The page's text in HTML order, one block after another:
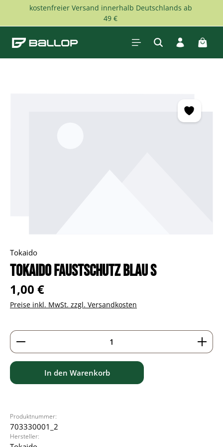
Zum Hauptinhalt springen
kostenfreier Versand innerhalb Deutschlands ab
49 €
Tokaido
Tokaido Faustschutz blau S
Regulärer Preis:
1,00 €
Preise inkl. MwSt. zzgl. Versandkosten
Produkt Anzahl: Gib den gewünschten Wert ein
In den Warenkorb
Produktnummer:
703330001_2
Hersteller: